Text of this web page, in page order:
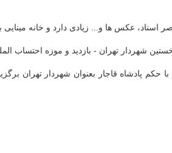
اسناد، عكس ها و... زیادی دارد و خانه
شهردار تهران - بازدید و موزه احتساب